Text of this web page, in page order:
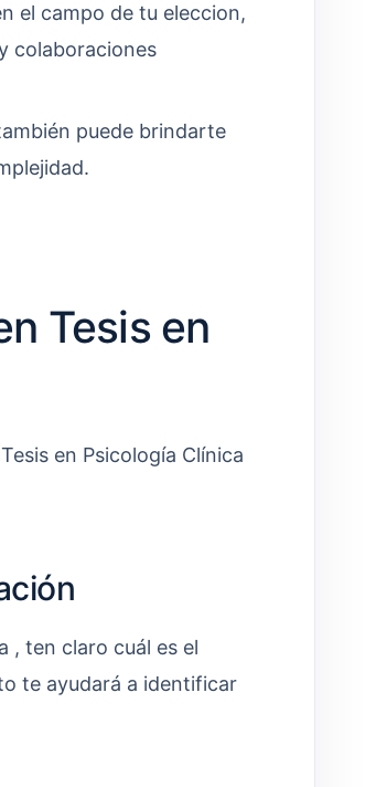
el campo de tu eleccion,
colaboraciones
puede brindarte
Tesis en
en Psicología Clínica
, ten claro cuál es el
te ayudará a identificar